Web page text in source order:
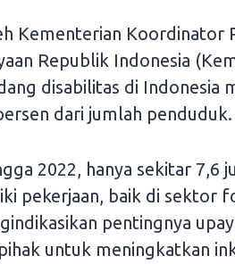
Kementerian Koordinator
Republik Indonesia
disabilitas di Indonesia
dari jumlah penduduk.
2022, hanya sekitar 7,6
pekerjaan, baik di sektor
pentingnya
untuk meningkatkan